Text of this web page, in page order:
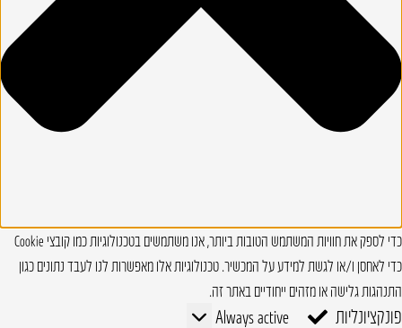
כדי לספק את חוויות המשתמש הטובות ביותר, אנו משתמשים בטכנולוגיות כמו קובצי Cookie
כדי לאחסן ו/או לגשת למידע על המכשיר. טכנולוגיות אלו מאפשרות לנו לעבד נתונים כגון
התנהגות גלישה או מזהים ייחודיים באתר זה.
פונקציונליות פונקציונליות
Always active